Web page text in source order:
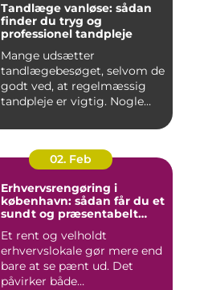
Tandlæge vanløse: sådan
finder du tryg og
professionel tandpleje
Mange udsætter
tandlægebesøget, selvom de
godt ved, at regelmæssig
tandpleje er vigtig. Nogle
02. Feb
Erhvervsrengøring i
københavn: sådan får du et
sundt og præsentabelt
Et rent og velholdt
erhvervslokale gør mere end
bare at se pænt ud. Det
påvirker både